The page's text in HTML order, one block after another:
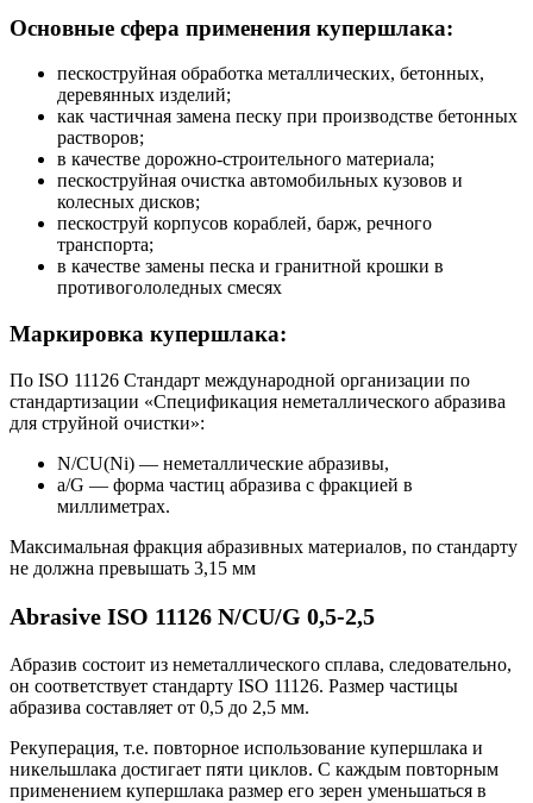
Основные сфера применения купершлака:
пескоструйная обработка металлических, бетонных,
деревянных изделий;
как частичная замена песку при производстве бетонных
растворов;
в качестве дорожно-строительного материала;
пескоструйная очистка автомобильных кузовов и
колесных дисков;
пескоструй корпусов кораблей, барж, речного
транспорта;
в качестве замены песка и гранитной крошки в
противогололедных смесях
Маркировка купершлака:
По ISO 11126 Стандарт международной организации по
стандартизации «Спецификация неметаллического абразива
для струйной очистки»:
N/CU(Ni) — неметаллические абразивы,
а/G — форма частиц абразива с фракцией в
миллиметрах.
Максимальная фракция абразивных материалов, по стандарту
не должна превышать 3,15 мм
Abrasive ISO 11126 N/CU/G 0,5-2,5
Абразив состоит из неметаллического сплава, следовательно,
он соответствует стандарту ISO 11126. Размер частицы
абразива составляет от 0,5 до 2,5 мм.
Рекуперация, т.е. повторное использование купершлака и
никельшлака достигает пяти циклов. С каждым повторным
применением купершлака размер его зерен уменьшаться в